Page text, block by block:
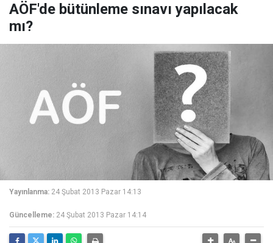
AÖF'de bütünleme sınavı yapılacak
mı?
Yayınlanma: 24 Şubat 2013 Pazar 14:13
Güncelleme: 24 Şubat 2013 Pazar 14:14